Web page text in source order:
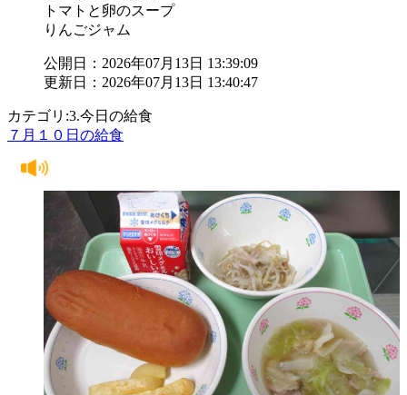
トマトと卵のスープ
りんごジャム
公開日：2026年07月13日 13:39:09
更新日：2026年07月13日 13:40:47
カテゴリ:3.今日の給食
７月１０日の給食